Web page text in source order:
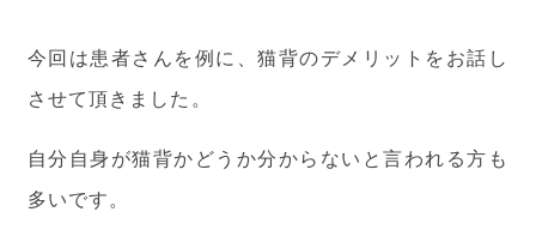
今回は患者さんを例に、猫背のデメリットをお話し
させて頂きました。
自分自身が猫背かどうか分からないと言われる方も
多いです。